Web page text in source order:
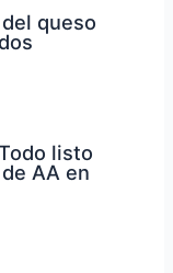
queso
listo
AA en